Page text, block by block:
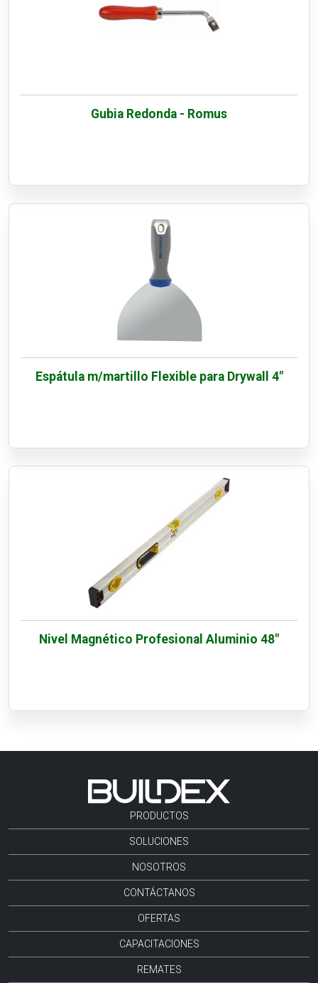
Gubia Redonda - Romus
Espátula m/martillo Flexible para Drywall 4"
Nivel Magnético Profesional Aluminio 48"
PRODUCTOS
SOLUCIONES
NOSOTROS
CONTÁCTANOS
OFERTAS
CAPACITACIONES
REMATES